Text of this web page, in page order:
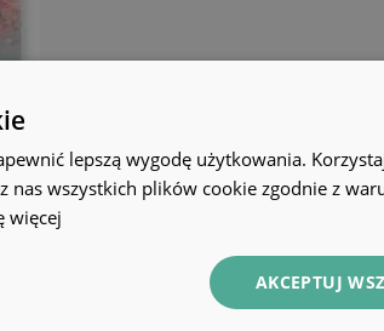
lepszą wygodę użytkowania.
nas wszystkich plików cookie zgodnie z
więcej
AKCEPTUJ